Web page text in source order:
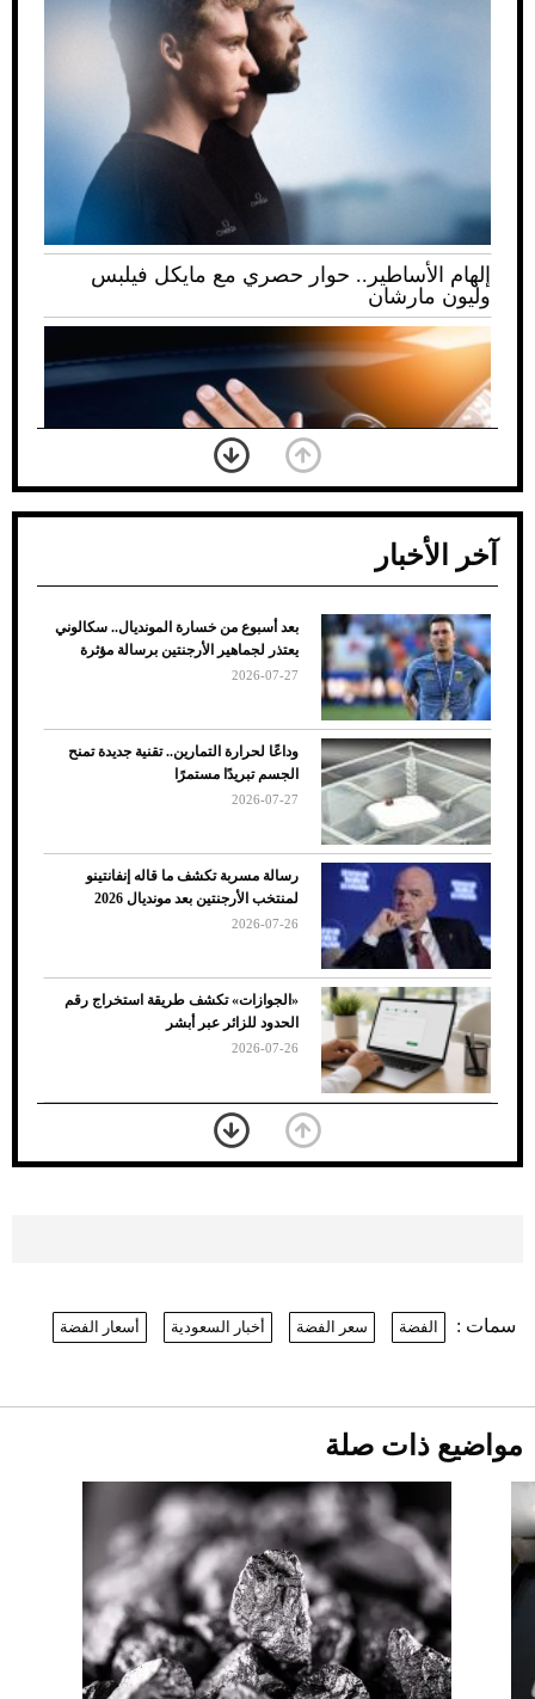
إلهام الأساطير.. حوار حصري مع مايكل فيلبس
وليون مارشان
ضعف تبريد مكيف السيارة عند الوقوف.. أشهر
الأسباب والحلول
7 نصائح لاختيار لون البنطلون المناسب للقميص
الأسود
آخر الأخبار
بعد أسبوع من خسارة المونديال.. سكالوني
يعتذر لجماهير الأرجنتين برسالة مؤثرة
2026-07-27
وداعًا لحرارة التمارين.. تقنية جديدة تمنح
الجسم تبريدًا مستمرًا
2026-07-27
رسالة مسربة تكشف ما قاله إنفانتينو
لمنتخب الأرجنتين بعد مونديال 2026
2026-07-26
«الجوازات» تكشف طريقة استخراج رقم
الحدود للزائر عبر أبشر
2026-07-26
بعد 7 أشهر من تعرضه لحادث مروع.. جوشوا
يفوز على برينغا بـ"الضربة القاضية" (فيديو)
2026-07-26
Comeback" في جدة (فيديو)
2026-07-25
"بوجاتي ميسترال" الاستثنائية للبيع في
مزاد مونتيري
2026-07-23
سمات : الفضة سعر الفضة أخبار السعودية أسعار الفضة
مواضيع ذات صلة